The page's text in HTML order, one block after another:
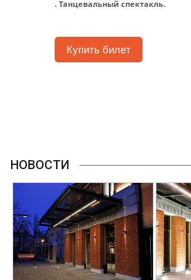
. Танцевальный спектакль.
Купить билет
НОВОСТИ